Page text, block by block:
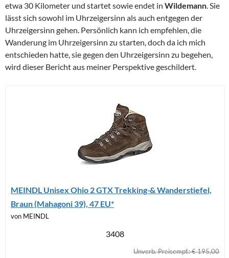
etwa 30 Kilometer und startet sowie endet in Wildemann. Sie
lässt sich sowohl im Uhrzeigersinn als auch entgegen der
Uhrzeigersinn gehen. Persönlich kann ich empfehlen, die
Wanderung im Uhrzeigersinn zu starten, doch da ich mich
entschieden hatte, sie gegen den Uhrzeigersinn zu begehen,
wird dieser Bericht aus meiner Perspektive geschildert.
MEINDL Unisex Ohio 2 GTX Trekking-& Wanderstiefel,
Braun (Mahagoni 39), 47 EU*
von MEINDL
3408
Unverb. Preisempf.: € 195,00